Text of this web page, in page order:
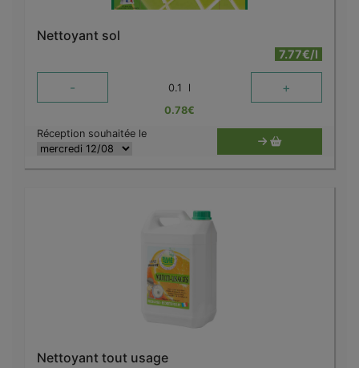
Nettoyant sol
7.77€/l
- 0.1 l +
0.78€
Réception souhaitée le
Nettoyant tout usage